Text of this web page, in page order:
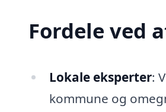
Fordele ved
Lokale eksperter:
kommune og